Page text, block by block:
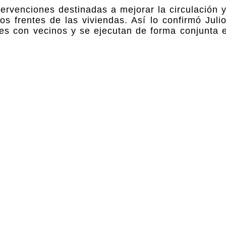
destinadas a mejorar la circulación
frentes de las viviendas. Así lo confirmó
con vecinos y se ejecutan de forma conjunta